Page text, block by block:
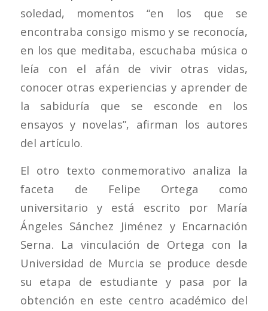
soledad, momentos “en los que se
encontraba consigo mismo y se reconocía,
en los que meditaba, escuchaba música o
leía con el afán de vivir otras vidas,
conocer otras experiencias y aprender de
la sabiduría que se esconde en los
ensayos y novelas”, afirman los autores
del artículo.
El otro texto conmemorativo analiza la
faceta de Felipe Ortega como
universitario y está escrito por María
Ángeles Sánchez Jiménez y Encarnación
Serna. La vinculación de Ortega con la
Universidad de Murcia se produce desde
su etapa de estudiante y pasa por la
obtención en este centro académico del